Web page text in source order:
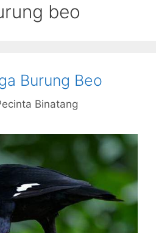
beo
Burung Beo
Binatang